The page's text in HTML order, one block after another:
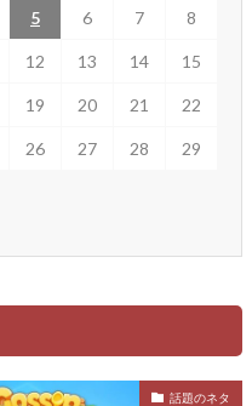
5 6 7 8
12 13 14 15
19 20 21 22
26 27 28 29
話題のネタ